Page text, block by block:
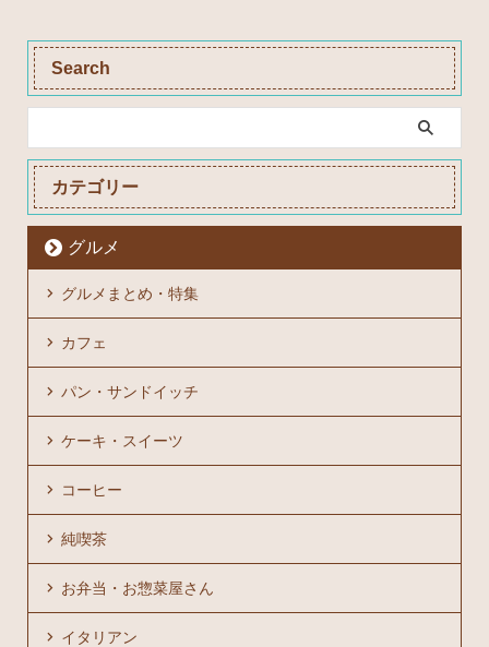
Search
カテゴリー
グルメ
グルメまとめ・特集
カフェ
パン・サンドイッチ
ケーキ・スイーツ
コーヒー
純喫茶
お弁当・お惣菜屋さん
イタリアン